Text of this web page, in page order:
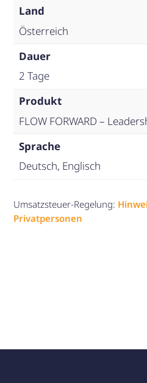
Land
Österreich
Dauer
2 Tage
Produkt
FLOW FORWARD –
Sprache
Deutsch, Englisch
Umsatzsteuer-Regelung:
Privatpersonen